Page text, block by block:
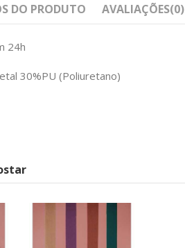
DO PRODUTO AVALIAÇÕES(0)
24h
30%PU (Poliuretano)